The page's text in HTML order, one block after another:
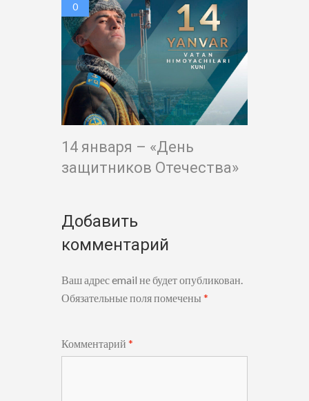
0
14 января – «День
защитников Отечества»
Добавить
комментарий
Ваш адрес email не будет опубликован.
Обязательные поля помечены *
Комментарий *